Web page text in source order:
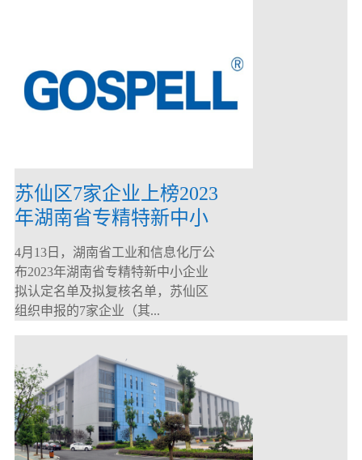
苏仙区7家企业上榜2023
年湖南省专精特新中小
企业
4月13日，湖南省工业和信息化厅公
布2023年湖南省专精特新中小企业
拟认定名单及拟复核名单，苏仙区
组织申报的7家企业（其...